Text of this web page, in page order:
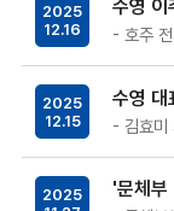
2025
12.16
2025
12.15
2025